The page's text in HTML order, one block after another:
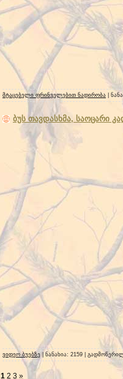
მტაცებელი ფრინველებით ნადირობა |
ბუს თავდასხმა, საოცარი
ვიდეო ბუებზე | ნანახია: 2159 |
1 2 3 »